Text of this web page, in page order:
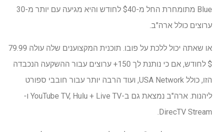
Blue מתומחרת החל מ-$40 לחודש והיא מגיעה עם יותר מ-30
ערוצים כולל ארה"ב.
או שאתה יכול ללכת על פובו. תוכנית המקצוענים שלה עולה 79.99
$ לחודש, אם כי נותנת לך 150+ ערוצים עבור ההשקעה הנכבדה
הזו, כולל USA Network, ועוד הרבה יותר עבור חובבי ספורט
ליהנות. ארה"ב נמצאת גם ב-YouTube TV, Hulu + Live TV ו-
DirecTV Stream.